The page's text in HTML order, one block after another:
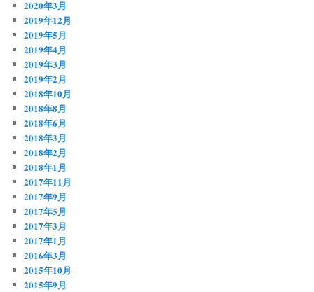
2020年3月
2019年12月
2019年5月
2019年4月
2019年3月
2019年2月
2018年10月
2018年8月
2018年6月
2018年3月
2018年2月
2018年1月
2017年11月
2017年9月
2017年5月
2017年3月
2017年1月
2016年3月
2015年10月
2015年9月